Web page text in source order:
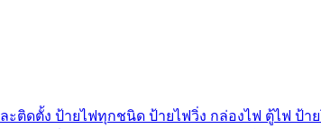
ติดตั้ง ป้ายไฟทุกชนิด ป้ายไฟวิ่ง กล่องไฟ ตู้ไฟ ป้า